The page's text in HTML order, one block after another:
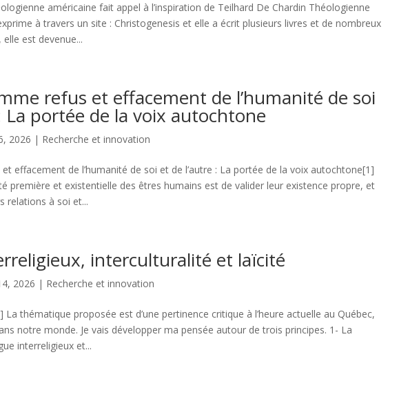
américaine fait appel à l’inspiration de Teilhard De Chardin Théologienne
à travers un site : Christogenesis et elle a écrit plusieurs livres et de nombreux
est devenue...
refus et effacement de l’humanité de soi
La portée de la voix autochtone
2026 | Recherche et innovation
effacement de l’humanité de soi et de l’autre : La portée de la voix autochtone[1]
première et existentielle des êtres humains est de valider leur existence propre, et
relations à soi et...
interculturalité et laïcité
2026 | Recherche et innovation
thématique proposée est d’une pertinence critique à l’heure actuelle au Québec,
notre monde. Je vais développer ma pensée autour de trois principes. 1- La
interreligieux et...